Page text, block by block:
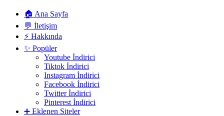
🏠 Ana Sayfa
💬 İletişim
⚡ Hakkında
✨ Popüler
Youtube İndirici
Tiktok İndirici
Instagram İndirici
Facebook İndirici
Twitter İndirici
Pinterest İndirici
➕ Eklenen Siteler